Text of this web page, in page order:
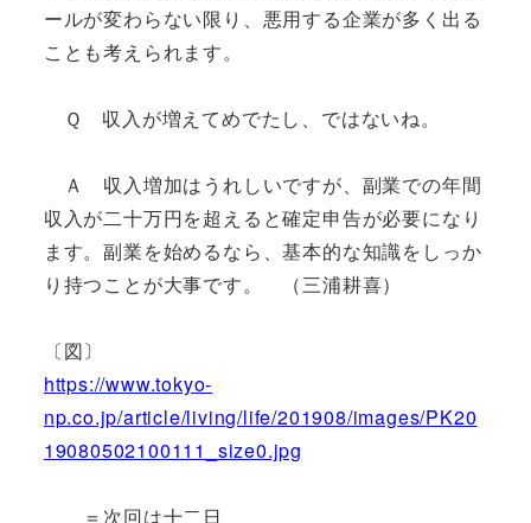
ールが変わらない限り、悪用する企業が多く出る
ことも考えられます。
Ｑ 収入が増えてめでたし、ではないね。
Ａ 収入増加はうれしいですが、副業での年間
収入が二十万円を超えると確定申告が必要になり
ます。副業を始めるなら、基本的な知識をしっか
り持つことが大事です。 （三浦耕喜）
〔図〕
https://www.tokyo-
np.co.jp/article/living/life/201908/images/PK20
19080502100111_size0.jpg
＝次回は十二日